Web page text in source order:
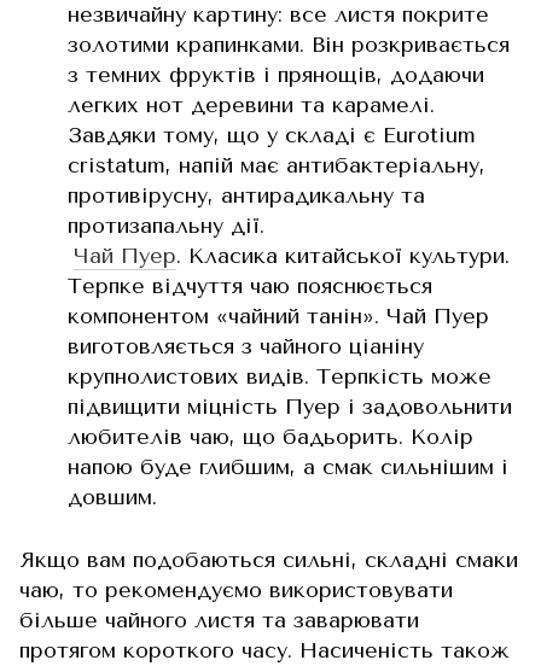
незвичайну картину: все листя покрите
золотими крапинками. Він розкривається
з темних фруктів і прянощів, додаючи
легких нот деревини та карамелі.
Завдяки тому, що у складі є Eurotium
cristatum, напій має антибактеріальну,
противірусну, антирадикальну та
протизапальну дії.
Чай Пуер. Класика китайської культури.
Терпке відчуття чаю пояснюється
компонентом «чайний танін». Чай Пуер
виготовляється з чайного ціаніну
крупнолистових видів. Терпкість може
підвищити міцність Пуер і задовольнити
любителів чаю, що бадьорить. Колір
напою буде глибшим, а смак сильнішим і
довшим.
Якщо вам подобаються сильні, складні смаки
чаю, то рекомендуємо використовувати
більше чайного листя та заварювати
протягом короткого часу. Насиченість також